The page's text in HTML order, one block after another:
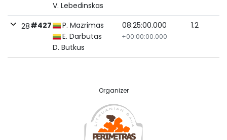
V. Lebedinskas
28#427
P. Mazrimas
E. Darbutas
D. Butkus
08:25:00.000
+00:00:00.000
1.2
Organizer